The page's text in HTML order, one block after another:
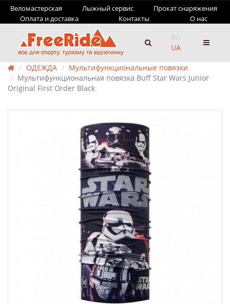
Веломастерская Лыжный сервис
Прокат снаряжения
Оплата и доставка
Контакты О нас
RU
UA
ОДЕЖДА
Мультифункциональные повязки
Мультифункциональная повязка Buff Star Wars Junior
Original First Order Black